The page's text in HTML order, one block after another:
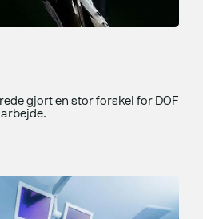
gjort en stor forskel for DOF